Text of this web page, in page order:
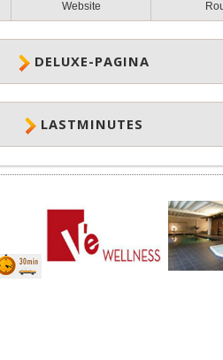
Website
DELUXE-PAGINA
LASTMINUTES